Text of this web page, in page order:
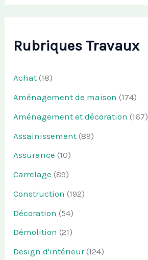
Rubriques Travaux
Achat (18)
Aménagement de maison (174)
Aménagement et décoration (167)
Assainissement (89)
Assurance (10)
Carrelage (89)
Construction (192)
Décoration (54)
Démolition (21)
Design d'intérieur(124)